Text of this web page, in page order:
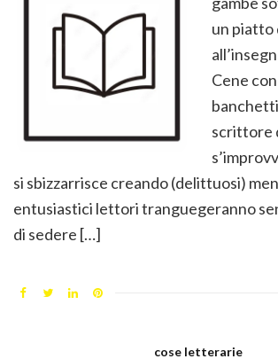
un piatto
Cene
scrittore
si sbizzarrisce creando (delittuosi)
entusiastici lettori tranguegeranno
di sedere […]
cose letterarie